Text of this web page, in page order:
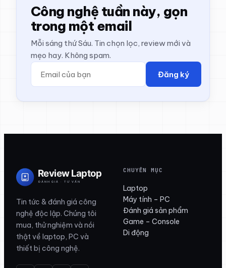
Công nghệ tuần này, gọn
trong một email
Mỗi sáng thứ Sáu. Tin chọn lọc, review mới và
mẹo hay. Không spam.
Đăng ký
Tin tức & đánh giá công
nghệ độc lập. Chúng tôi
mua, thử nghiệm và nói
thật về laptop, PC và
thiết bị công nghệ.
CHUYÊN MỤC
Laptop
Máy tính – PC
Đánh giá sản phẩm
Game – Console
Di động